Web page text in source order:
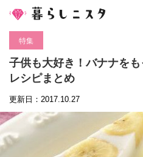
特集
子供も大好き！バナナを
レシピまとめ
更新日：2017.10.27